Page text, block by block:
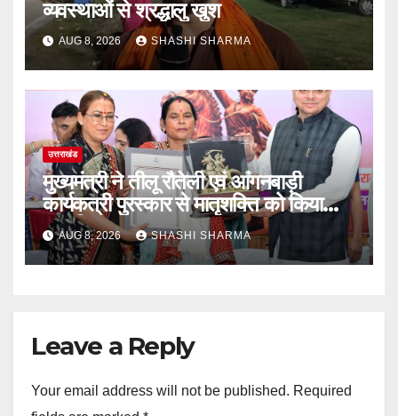
व्यवस्थाओं से श्रद्धालु खुश
AUG 8, 2026 SHASHI SHARMA
उत्तराखंड
मुख्यमंत्री ने तीलू रौतेली एवं आंगनबाड़ी
कार्यकत्री पुरस्कार से मातृशक्ति को किया
सम्मानित
AUG 8, 2026 SHASHI SHARMA
Leave a Reply
Your email address will not be published. Required